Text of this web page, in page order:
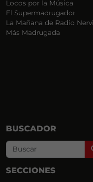
Locos por la Música
El Supermadrugador
La Mañana de Radio
Más Madrugada
BUSCADOR
SECCIONES